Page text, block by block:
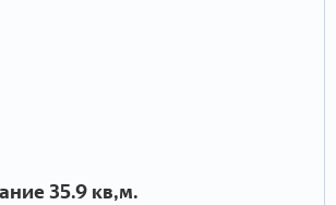
35.9 кв,м.